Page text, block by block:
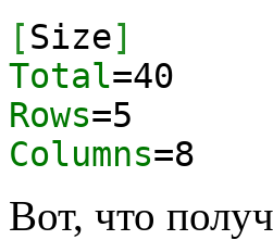
[Size]
Total=40
Rows=5
Columns=8
Вот, что